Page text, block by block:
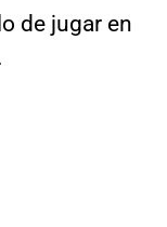
de jugar en